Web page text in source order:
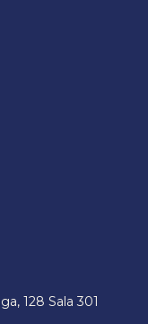
128 Sala 301